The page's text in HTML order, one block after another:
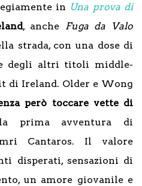
in Una prova di
, anche Fuga da Valo
strada, con una dose di
degli altri titoli middle-
di Ireland. Older e Wong
però toccare vette di
prima avventura di
Cantaros. Il valore
disperati, sensazioni di
un amore giovanile e